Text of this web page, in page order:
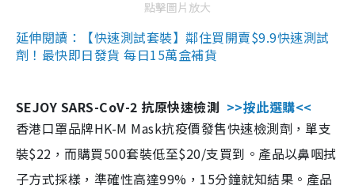
點擊圖片放大
延伸閱讀：【快速測試套裝】鄰住買開賣$9.9快速測試
劑！最快即日發貨 每日15萬盒補貨
SEJOY SARS-CoV-2 抗原快速檢測 >>按此選購<<
香港口罩品牌HK-M Mask抗疫價發售快速檢測劑，單支
裝$22，而購買500套裝低至$20/支買到。產品以鼻咽拭
子方式採樣，準確性高達99%，15分鐘就知結果。產品